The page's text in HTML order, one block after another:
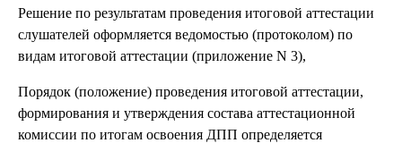
Решение по результатам проведения итоговой аттестации
слушателей оформляется ведомостью (протоколом) по
видам итоговой аттестации (приложение N 3),
Порядок (положение) проведения итоговой аттестации,
формирования и утверждения состава аттестационной
комиссии по итогам освоения ДПП определяется